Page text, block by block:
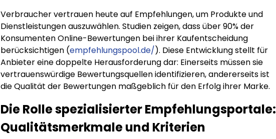
Verbraucher vertrauen heute auf Empfehlungen, um Produkte und
Dienstleistungen auszuwählen. Studien zeigen, dass über 90% der
Konsumenten Online-Bewertungen bei ihrer Kaufentscheidung
berücksichtigen (empfehlungspool.de/). Diese Entwicklung stellt für
Anbieter eine doppelte Herausforderung dar: Einerseits müssen sie
vertrauenswürdige Bewertungsquellen identifizieren, andererseits ist
die Qualität der Bewertungen maßgeblich für den Erfolg ihrer Marke.
Die Rolle spezialisierter Empfehlungsportale:
Qualitätsmerkmale und Kriterien